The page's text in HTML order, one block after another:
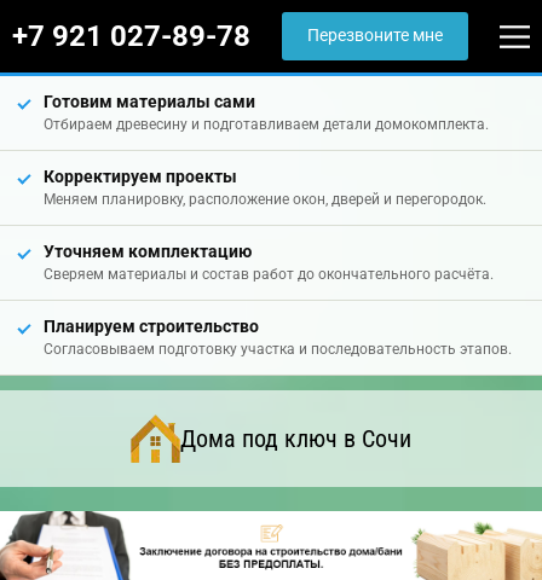
+7 921 027-89-78 Перезвоните мне
Готовим материалы сами
Отбираем древесину и подготавливаем детали домокомплекта.
Корректируем проекты
Меняем планировку, расположение окон, дверей и перегородок.
Уточняем комплектацию
Сверяем материалы и состав работ до окончательного расчёта.
Планируем строительство
Согласовываем подготовку участка и последовательность этапов.
Дома под ключ в Сочи